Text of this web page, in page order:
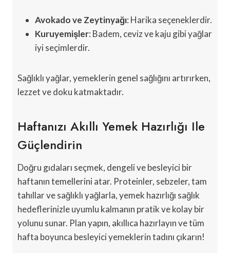
Avokado ve Zeytinyağı: Harika seçeneklerdir.
Kuruyemişler: Badem, ceviz ve kaju gibi yağlar
iyi seçimlerdir.
Sağlıklı yağlar, yemeklerin genel sağlığını artırırken,
lezzet ve doku katmaktadır.
Haftanızı Akıllı Yemek Hazırlığı Ile
Güçlendirin
Doğru gıdaları seçmek, dengeli ve besleyici bir
haftanın temellerini atar. Proteinler, sebzeler, tam
tahıllar ve sağlıklı yağlarla, yemek hazırlığı sağlık
hedeflerinizle uyumlu kalmanın pratik ve kolay bir
yolunu sunar. Plan yapın, akıllıca hazırlayın ve tüm
hafta boyunca besleyici yemeklerin tadını çıkarın!